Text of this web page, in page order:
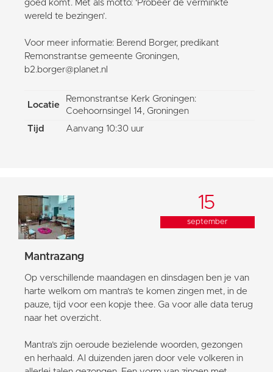
goed komt. Met als motto: ‘Probeer de verminkte
wereld te bezingen’.
Voor meer informatie: Berend Borger, predikant
Remonstrantse gemeente Groningen,
b2.borger@planet.nl
Locatie
Remonstrantse Kerk Groningen:
Coehoornsingel 14, Groningen
Tijd
Aanvang 10:30 uur
15
september
Mantrazang
Op verschillende maandagen en dinsdagen ben je van
harte welkom om mantra’s te komen zingen met, in de
pauze, tijd voor een kopje thee. Ga voor alle data terug
naar het overzicht.
Mantra’s zijn oeroude bezielende woorden, gezongen
en herhaald. Al duizenden jaren door vele volkeren in